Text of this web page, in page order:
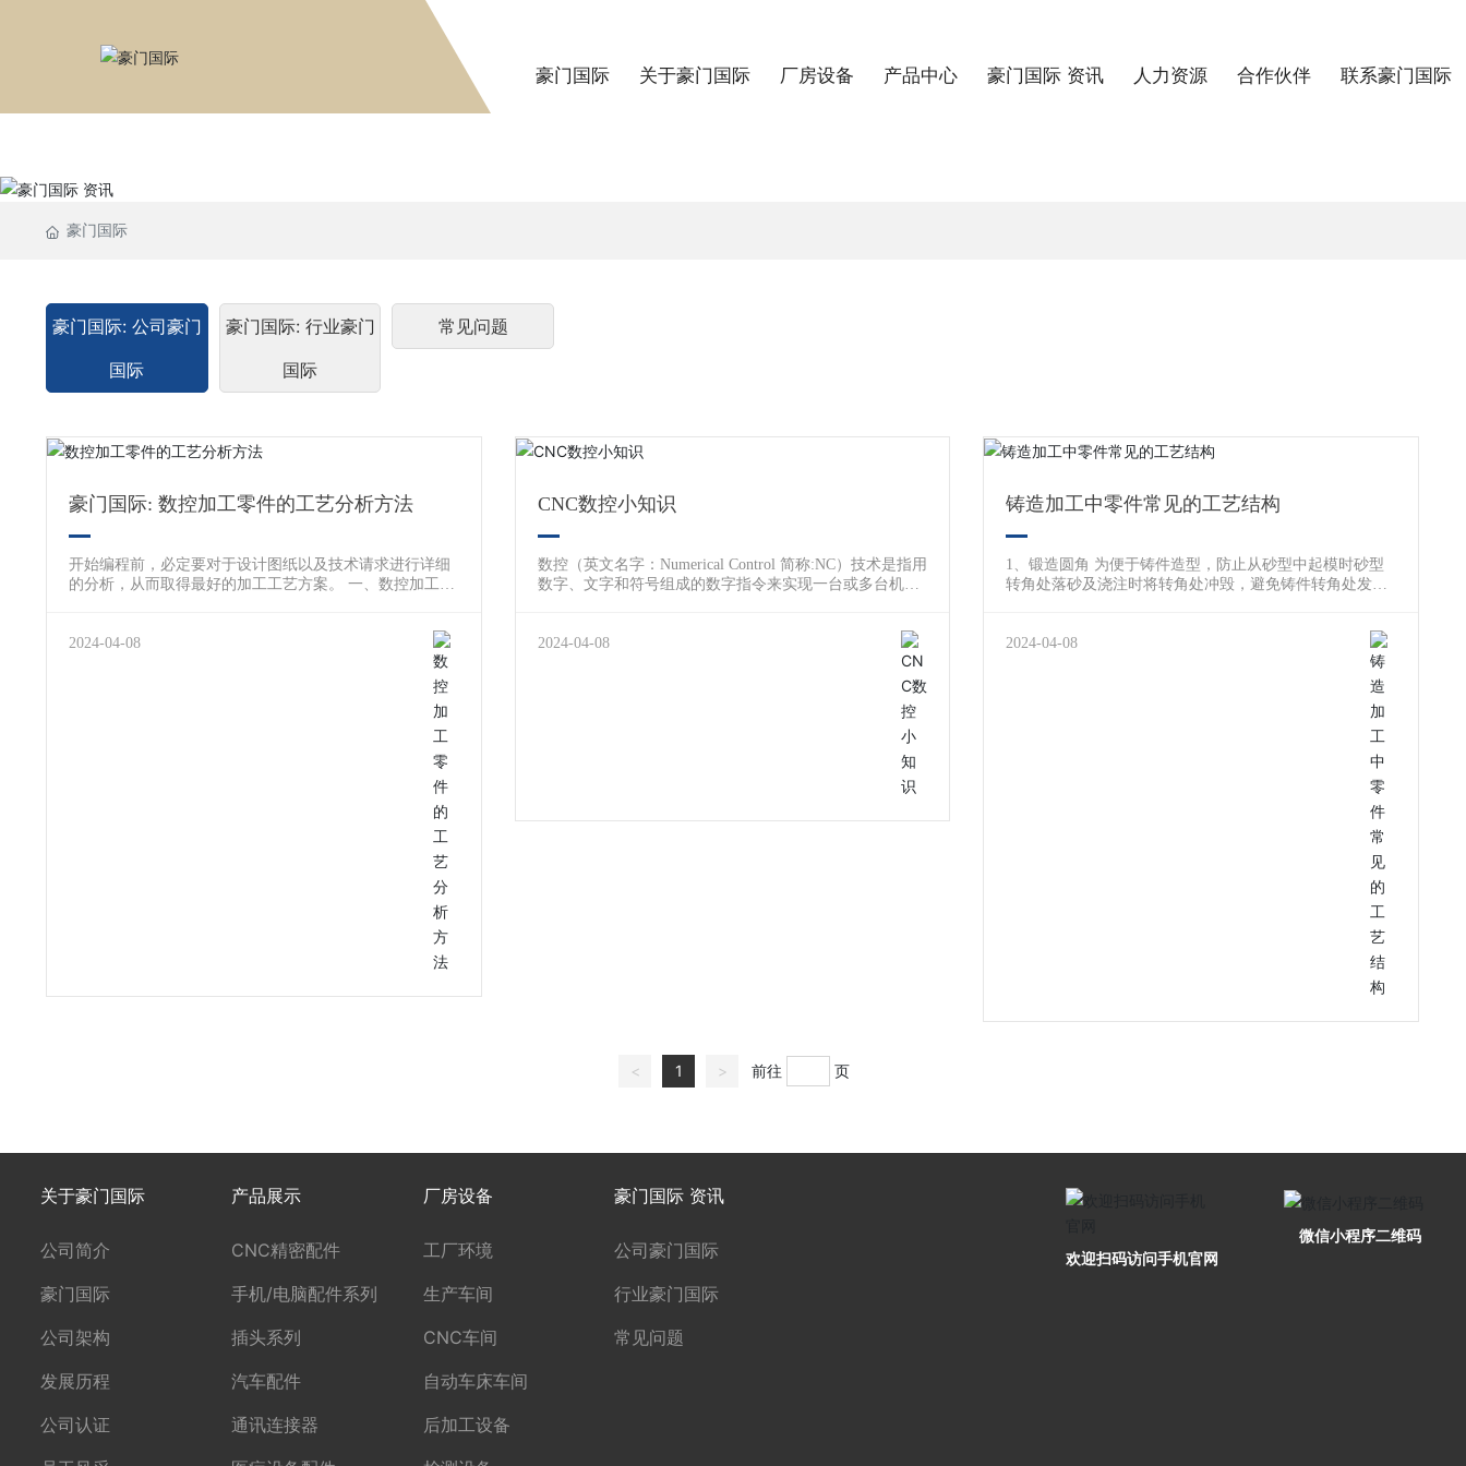
豪门国际 关于豪门国际 厂房设备 产品中心 豪门国际 资讯 人力资源 合作伙伴 联系豪门国际
豪门国际
豪门国际: 公司豪门
国际
豪门国际: 行业豪门
国际
常见问题
豪门国际: 数控加工零件的工艺分析方法
开始编程前，必定要对于设计图纸以及技术请求进行详细
的分析，从而取得最好的加工工艺方案。 一、数控加工工
数控加工所需的相干技术标准如企业标准以及工艺文件。
2024-04-08
CNC数控小知识
数控（英文名字：Numerical Control 简称:NC）技术是指用
数字、文字和符号组成的数字指令来实现一台或多台机械
Numerical Control )，简称CNC，国外一般都称为CNC，很
2024-04-08
铸造加工中零件常见的工艺结构
1、锻造圆角 为便于铸件造型，防止从砂型中起模时砂型
转角处落砂及浇注时将转角处冲毁，避免铸件转角处发生
充溢压模，并便于将零件从压模中掏出。 锻造圆角半径一
般取壁厚的0.2—0.4倍，可从有关标准中查出。同一铸件
2024-04-08
< 1 > 前往 页
关于豪门国际
公司简介
豪门国际
公司架构
发展历程
公司认证
产品展示
CNC精密配件
手机/电脑配件系列
插头系列
汽车配件
通讯连接器
厂房设备
工厂环境
生产车间
CNC车间
自动车床车间
后加工设备
豪门国际 资讯
公司豪门国际
行业豪门国际
常见问题
欢迎扫码访问手机官网
微信小程序二维码